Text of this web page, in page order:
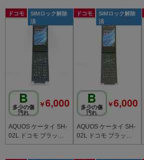
ドコモ
SIMロック解除
済
B
多少の傷
汚れ
￥6,000
AQUOS ケータイ SH-
02L ドコモ ブラック c
20769
ドコモ
SIMロック解除
済
B
多少の傷
汚れ
￥6,000
AQUOS ケータイ SH-
02L ドコモ ブラック c
20768